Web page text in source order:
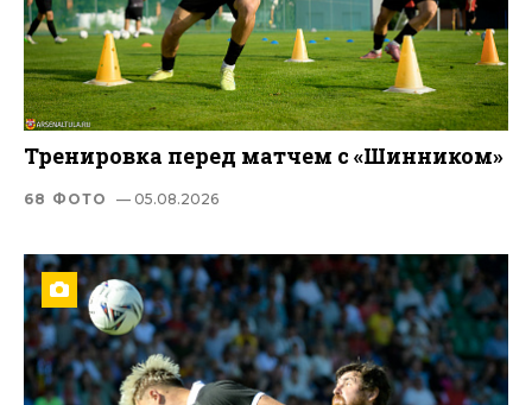
Тренировка перед матчем с «Шинником»
68 ФОТО — 05.08.2026